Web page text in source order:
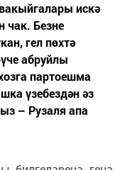
искә
чак. Безне
гел пөхтә
абруйлы
партоешма
үзебездән әз
– Рузаля апа